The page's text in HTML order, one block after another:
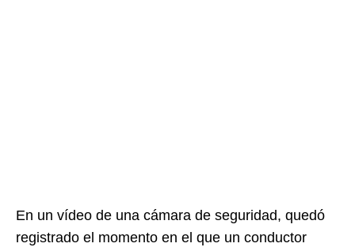
En un vídeo de una cámara de seguridad, quedó
registrado el momento en el que un conductor